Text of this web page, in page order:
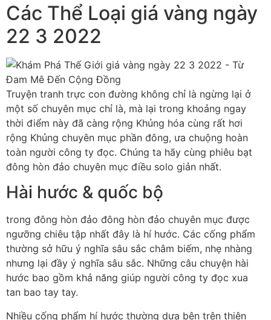
Các Thể Loại giá vàng ngày
22 3 2022
Truyện tranh trực con đường không chỉ là ngừng lại ở
một số chuyên mục chỉ là, mà lại trong khoảng ngay
thời điểm này đã càng rộng Khủng hóa cùng rất hơi
rộng Khủng chuyên mục phần đông, ưa chuộng hoàn
toàn người công ty đọc. Chúng ta hãy cùng phiêu bạt
đông hòn đảo chuyên mục điều solo giản nhất.
Hài hước & quốc bộ
trong đông hòn đảo đông hòn đảo chuyên mục được
ngưỡng chiêu tập nhất đây là hí hước. Các cống phẩm
thường sở hữu ý nghĩa sâu sắc châm biếm, nhẹ nhàng
nhưng lại đầy ý nghĩa sâu sắc. Những câu chuyện hài
hước bao gồm khả năng giúp người công ty đọc xua
tan bao tay tay.
Nhiều cống phẩm hí hước thường dựa bên trên thiên